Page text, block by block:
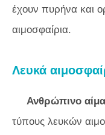
έχουν πυρήνα και
αιμοσφαίρια.
Λευκά
Ανθρώπινο
τύπους λευκών